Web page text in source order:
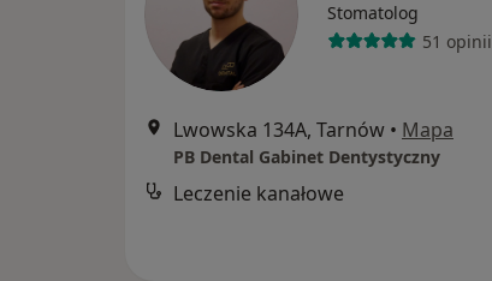
Stomatolog
51 opinii
Lwowska 134A, Tarnów • Mapa
PB Dental Gabinet Dentystyczny
Leczenie kanałowe